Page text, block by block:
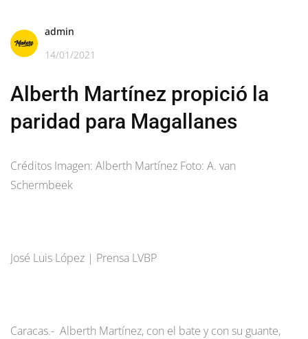
admin
14/01/2021
Alberth Martínez propició la
paridad para Magallanes
Créditos Imagen: Alberth Martínez Foto: A. van
Schermbeek
José Luis López | Prensa LVBP
Caracas.- Alberth Martínez, con el bate y con su guante,